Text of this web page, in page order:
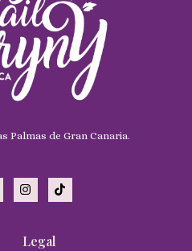
Palmas de Gran Canaria.
Legal